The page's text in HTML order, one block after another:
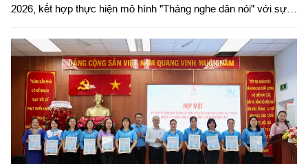
2026, kết hợp thực hiện mô hình "Tháng nghe dân nói" với sự
địa bàn.